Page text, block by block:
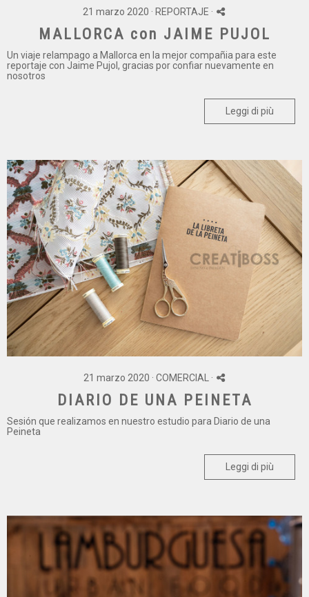
21 marzo 2020 · REPORTAJE ·
MALLORCA con JAIME PUJOL
Un viaje relampago a Mallorca en la mejor compañia para este
reportaje con Jaime Pujol, gracias por confiar nuevamente en
nosotros
Leggi di più
21 marzo 2020 · COMERCIAL·
DIARIO DE UNA PEINETA
Sesión que realizamos en nuestro estudio para Diario de una
Peineta
Leggi di più